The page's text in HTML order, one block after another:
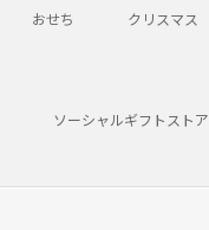
おせち クリスマス
ソーシャルギフトストア